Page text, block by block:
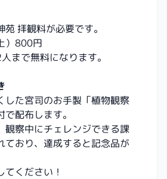
拝観料が必要です。
）800円
まで無料になります。
した宮司のお手製「植物観察
配布します。
観察中にチェレンジできる課
ており、達成すると記念品が
ください！